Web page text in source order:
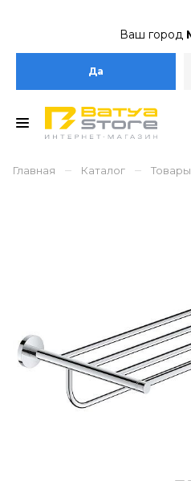
Ваш город
Да
Главная – Каталог –